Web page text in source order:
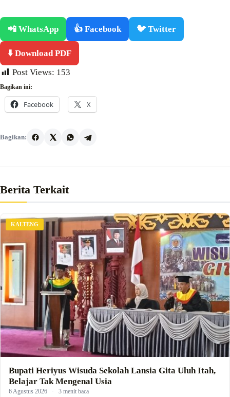
📲 WhatsApp 👍 Facebook 🐦 Twitter
⬇️ Download PDF
Post Views: 153
Bagikan ini:
Facebook X
Bagikan:
Berita Terkait
KALTENG
Bupati Heriyus Wisuda Sekolah Lansia Gita Uluh Itah,
Belajar Tak Mengenal Usia
6 Agustus 2026 · 3 menit baca